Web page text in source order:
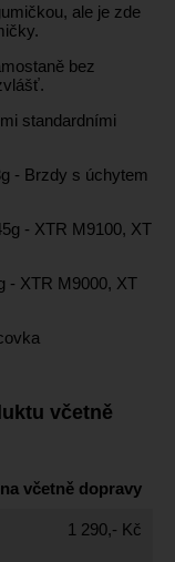
ale je zde
bez
standardními
- Brzdy s úchytem
- XTR M9100, XT
- XTR M9000, XT
včetně
včetně dopravy
1 290,- Kč